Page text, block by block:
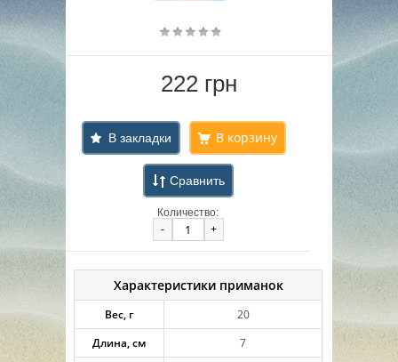
222 грн
В закладки
Сравнить
Количество:
-
+
Характеристики приманок
Вес, г
20
Длина, см
7